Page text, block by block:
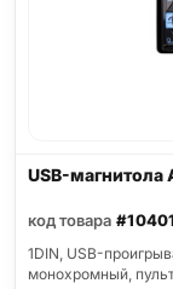
USB-магнитола
код товара
1DIN, USB-
монохромный,